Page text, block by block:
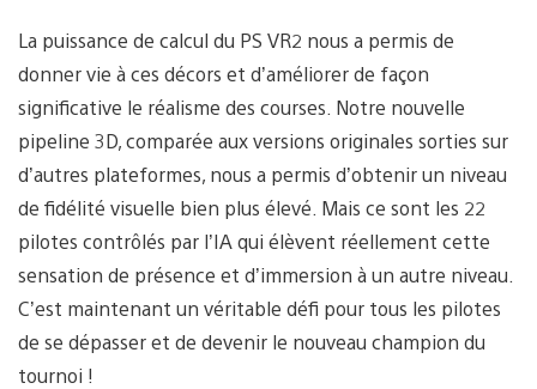
La puissance de calcul du PS VR2 nous a permis de
donner vie à ces décors et d’améliorer de façon
significative le réalisme des courses. Notre nouvelle
pipeline 3D, comparée aux versions originales sorties sur
d’autres plateformes, nous a permis d’obtenir un niveau
de fidélité visuelle bien plus élevé. Mais ce sont les 22
pilotes contrôlés par l’IA qui élèvent réellement cette
sensation de présence et d’immersion à un autre niveau.
C’est maintenant un véritable défi pour tous les pilotes
de se dépasser et de devenir le nouveau champion du
tournoi !